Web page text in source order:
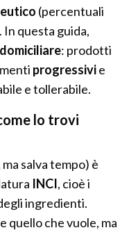
(percentuali
In questa guida,
: prodotti
progressivie
e tollerabile.
lo trovi
salva tempo) è
INCI, cioè i
ingredienti.
quello che vuole, ma